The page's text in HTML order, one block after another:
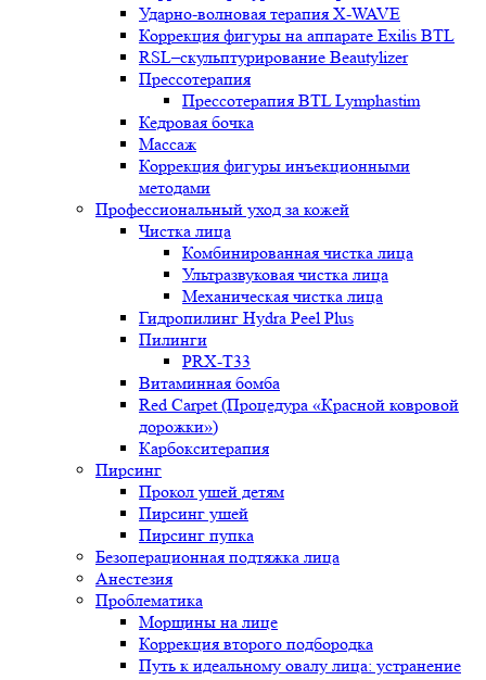
Ударно-волновая терапия X-WAVE
Коррекция фигуры на аппарате Exilis BTL
RSL–скульптурирование Beautylizer
Прессотерапия
Прессотерапия BTL Lymphastim
Кедровая бочка
Массаж
Коррекция фигуры инъекционными
методами
Профессиональный уход за кожей
Чистка лица
Комбинированная чистка лица
Ультразвуковая чистка лица
Механическая чистка лица
Гидропилинг Hydra Peel Plus
Пилинги
PRX-T33
Витаминная бомба
Red Carpet (Процедура «Красной ковровой
дорожки»)
Карбокситерапия
Пирсинг
Прокол ушей детям
Пирсинг ушей
Пирсинг пупка
Безоперационная подтяжка лица
Анестезия
Проблематика
Морщины на лице
Коррекция второго подбородка
Путь к идеальному овалу лица: устранение